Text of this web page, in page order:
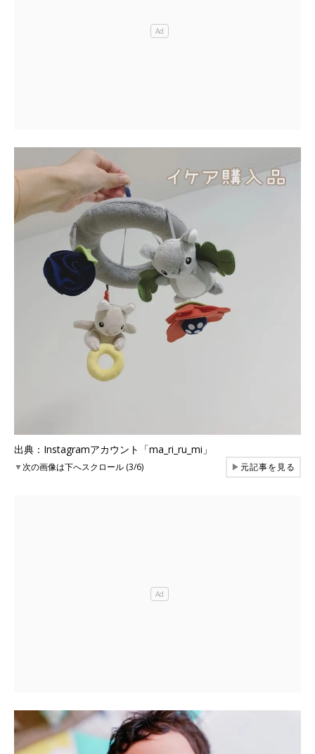
出典：Instagramアカウント「ma_ri_ru_mi」
▼次の画像は下へスクロール (3/6) ▶元記事を見る